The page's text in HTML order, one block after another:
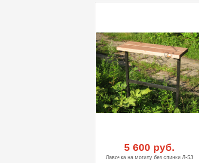
5 600 руб.
Лавочка на могилу без спинки Л-53